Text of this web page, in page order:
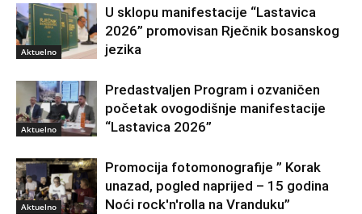
Aktuelno
U sklopu manifestacije “Lastavica
2026” promovisan Rječnik bosanskog
jezika
Aktuelno
Predastvaljen Program i ozvaničen
početak ovogodišnje manifestacije
“Lastavica 2026”
Aktuelno
Promocija fotomonografije ” Korak
unazad, pogled naprijed – 15 godina
Noći rock'n'rolla na Vranduku”